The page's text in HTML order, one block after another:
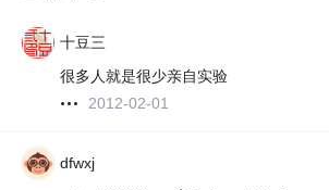
十豆三
很多人就是很少亲自实验
2012-02-01
dfwxj